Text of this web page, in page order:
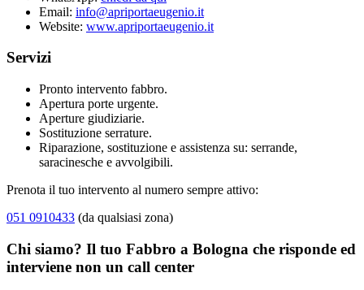
Email: info@apriportaeugenio.it
Website: www.apriportaeugenio.it
Servizi
Pronto intervento fabbro.
Apertura porte urgente.
Aperture giudiziarie.
Sostituzione serrature.
Riparazione, sostituzione e assistenza su: serrande,
saracinesche e avvolgibili.
Prenota il tuo intervento al numero sempre attivo:
051 0910433 (da qualsiasi zona)
Chi siamo? Il tuo Fabbro a Bologna che risponde ed
interviene non un call center